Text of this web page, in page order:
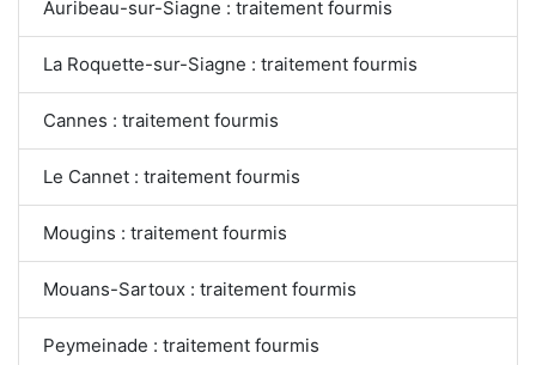
Auribeau-sur-Siagne : traitement fourmis
La Roquette-sur-Siagne : traitement fourmis
Cannes : traitement fourmis
Le Cannet : traitement fourmis
Mougins : traitement fourmis
Mouans-Sartoux : traitement fourmis
Peymeinade : traitement fourmis